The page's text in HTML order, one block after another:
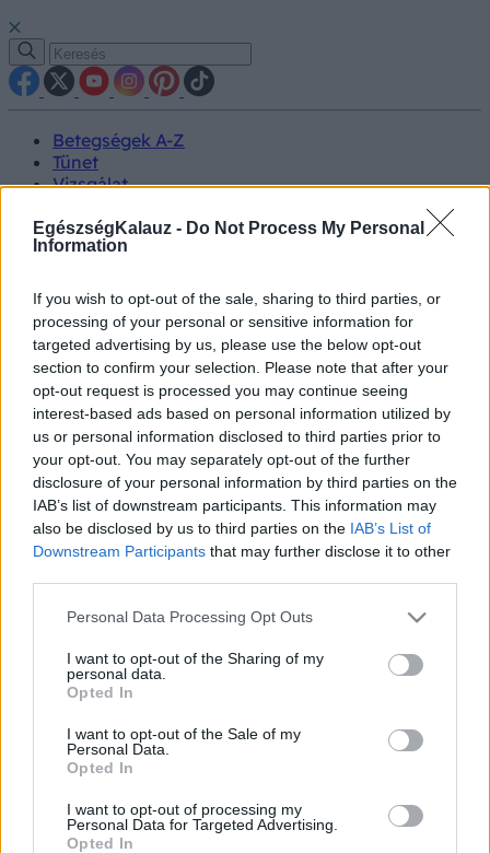
EgészségKalauz - Do Not Process My Personal
Information
If you wish to opt-out of the sale, sharing to third parties, or
processing of your personal or sensitive information for
targeted advertising by us, please use the below opt-out
section to confirm your selection. Please note that after your
opt-out request is processed you may continue seeing
interest-based ads based on personal information utilized by
us or personal information disclosed to third parties prior to
your opt-out. You may separately opt-out of the further
disclosure of your personal information by third parties on the
IAB’s list of downstream participants. This information may
also be disclosed by us to third parties on the IAB’s List of
Downstream Participants that may further disclose it to other
Please note that this website/app uses one or more Google
not limited to your visit or usage behaviour. You may click to
grant or deny consent to Google and its third-party tags to
use your data for below specified purposes in below Google
consent section.
Personal Data Processing Opt Outs
I want to opt-out of the Sharing of my
personal data.
Opted In
I want to opt-out of the Sale of my
Personal Data.
Opted In
I want to opt-out of processing my
Personal Data for Targeted Advertising.
Opted In
Betegségek A-Z
Tünet
Vizsgálat
Életmódváltás
Kutatás
Hírek
Videók
Kisállatok egészsége
#allergia #influenza#cukorbetegség
#orvosmeteorológia#vérnyomás#stroke#rákbetegség
#pajzsmirigy#reflux#ekcéma#herpesz
Regisztráció
Úszás